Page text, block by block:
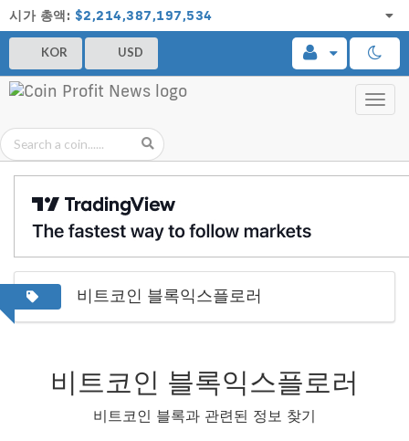
시가 총액: $2,214,387,197,534
KOR USD
비트코인 블록익스플로러
비트코인 블록익스플로러
비트코인 블록과 관련된 정보 찾기